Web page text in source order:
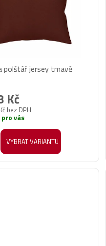
polštář jersey tmavě
bez DPH
Kč
vás
VYBRAT VARIANTU